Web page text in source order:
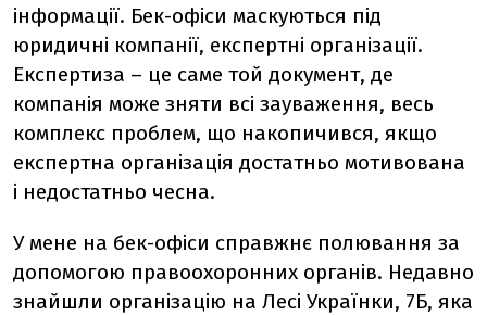
інформації. Бек-офіси маскуються під
юридичні компанії, експертні організації.
Експертиза – це саме той документ, де
компанія може зняти всі зауваження, весь
комплекс проблем, що накопичився, якщо
експертна організація достатньо мотивована
і недостатньо чесна.
У мене на бек-офіси справжнє полювання за
допомогою правоохоронних органів. Недавно
знайшли організацію на Лесі Українки, 7Б, яка